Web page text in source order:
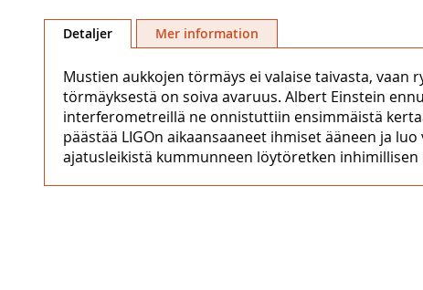
till
bildgalleriet
Detaljer
Mustien aukkojen törmäys ei valaise taivasta,
törmäyksestä on soiva avaruus. Albert Einstein
interferometreillä ne onnistuttiin ensimmäistä
päästää LIGOn aikaansaaneet ihmiset ääneen ja
ajatusleikistä kummunneen löytöretken
Mer information